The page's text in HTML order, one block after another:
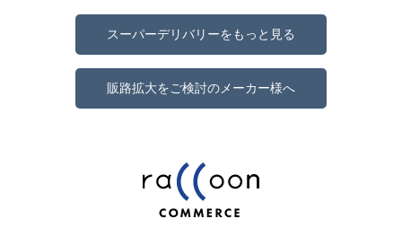
スーパーデリバリーをもっと見る
販路拡大をご検討のメーカー様へ